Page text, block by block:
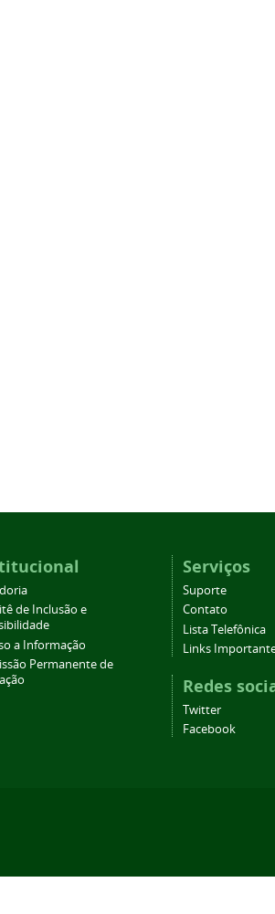
de Inclusão e
a Informação
Permanente de
Serviços
Suporte
Contato
Lista Telefônica
Links
Redes
Twitter
Facebook